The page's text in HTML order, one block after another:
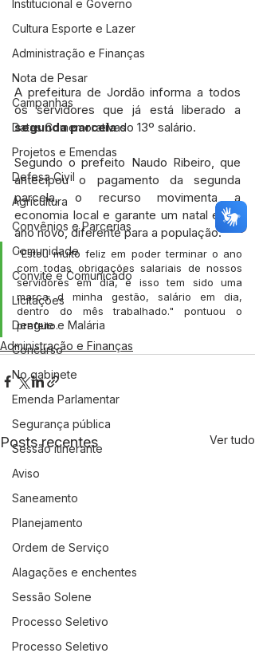
Institucional e Governo
Cultura Esporte e Lazer
Administração e Finanças
Nota de Pesar
Campanhas
Datas Comemorativas
Projetos e Emendas
Defesa Civil
Agricultura
Convênios e Parcerias
Comunidade
Convite e Comunicado
Licitações
Dengue e Malária
Concurso
No gabinete
Emenda Parlamentar
Segurança pública
Sessão itinerante
Aviso
Saneamento
Planejamento
Ordem de Serviço
Alagações e enchentes
Sessão Solene
Processo Seletivo
Processo Seletivo
A prefeitura de Jordão informa a todos
segunda parcela do 13º salário.
Segundo o prefeito Naudo Ribeiro, que
antecipou o pagamento da segunda
parcela, o recurso movimenta a
economia local e garante um natal e um
ano novo, diferente para a população.
"Estou muito feliz em poder terminar o ano
com todas obrigações salariais de nossos
servidores em dia, e isso tem sido uma
marca d minha gestão, salário em dia,
dentro do mês trabalhado." pontuou o
prefeito.
Administração e Finanças
Posts recentes Ver tudo